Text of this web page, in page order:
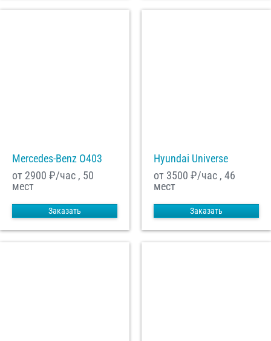
Mercedes-Benz О403
от 2900 ₽/час , 50
мест
Заказать
Hyundai Universe
от 3500 ₽/час , 46
мест
Заказать